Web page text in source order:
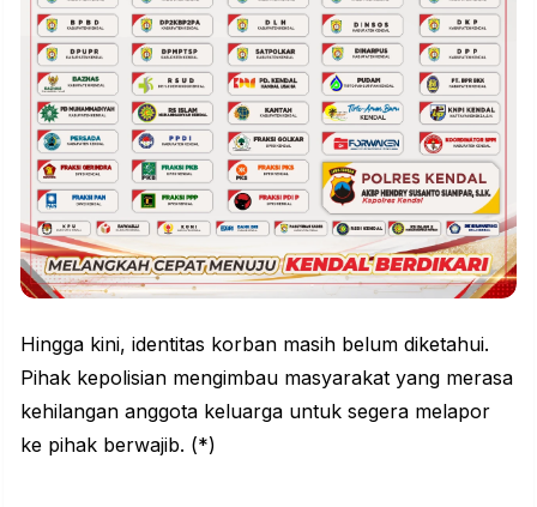
Hingga kini, identitas korban masih belum diketahui.
Pihak kepolisian mengimbau masyarakat yang merasa
kehilangan anggota keluarga untuk segera melapor
ke pihak berwajib. (*)